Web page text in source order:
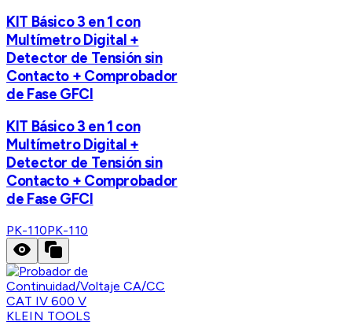
KIT Básico 3 en 1 con
Multímetro Digital +
Detector de Tensión sin
Contacto + Comprobador
de Fase GFCI
KIT Básico 3 en 1 con
Multímetro Digital +
Detector de Tensión sin
Contacto + Comprobador
de Fase GFCI
PK-110PK-110
KLEIN TOOLS